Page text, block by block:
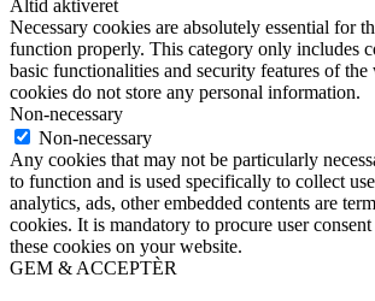
Altid aktiveret
Necessary cookies are absolutely essential for
function properly. This category only includes
basic functionalities and security features of the
cookies do not store any personal information.
Non-necessary
Non-necessary
Any cookies that may not be particularly
to function and is used specifically to collect
analytics, ads, other embedded contents are
cookies. It is mandatory to procure user
these cookies on your website.
GEM & ACCEPTÈR